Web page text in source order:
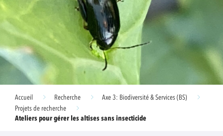
Accueil Recherche
Axe 3: Biodiversité & Services (BS)
Projets de recherche
Ateliers pour gérer les altises sans insecticide